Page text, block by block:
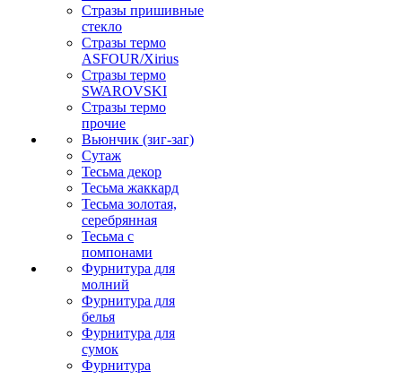
Стразы пришивные
стекло
Стразы термо
ASFOUR/Xirius
Стразы термо
SWAROVSKI
Стразы термо
прочие
Вьюнчик (зиг-заг)
Сутаж
Тесьма декор
Тесьма жаккард
Тесьма золотая,
серебрянная
Тесьма с
помпонами
Фурнитура для
молний
Фурнитура для
белья
Фурнитура для
сумок
Фурнитура